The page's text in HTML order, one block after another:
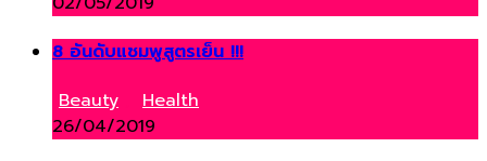
8 อันดับแชมพูสูตรเย็น !!!
Beauty
Health
26/04/2019